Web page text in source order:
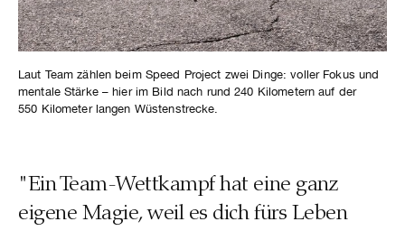
Laut Team zählen beim Speed Project zwei Dinge: voller Fokus und
mentale Stärke – hier im Bild nach rund 240 Kilometern auf der
550 Kilometer langen Wüstenstrecke.
"Ein Team-Wettkampf hat eine ganz
eigene Magie, weil es dich fürs Leben